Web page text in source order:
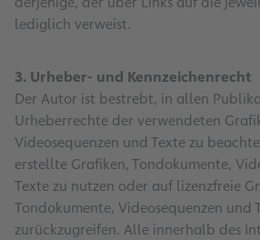
lediglich verweist.
3. Urheber- und Kennzeichenrecht
Der Autor ist bestrebt, in allen
Urheberrechte der verwendeten
Videosequenzen und Texte zu
erstellte Grafiken, Tondokumente,
Texte zu nutzen oder auf lizenzfreie
Tondokumente, Videosequenzen und
zurückzugreifen. Alle innerhalb des